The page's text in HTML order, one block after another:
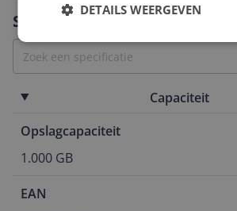
Specificaties
Capaciteit
Opslagcapaciteit
1.000 GB
EAN
Vraag 1 van 4
DETAILS WEERGEVEN